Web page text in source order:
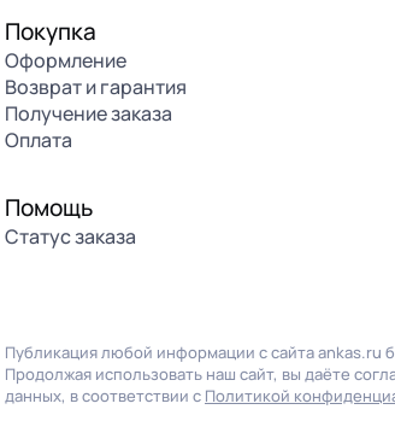
Покупка
Оформление
Возврат и гарантия
Получение заказа
Оплата
Помощь
Статус заказа
Публикация любой информации с сайта ankas.ru
Продолжая использовать наш сайт, вы даёте
данных, в соответствии с Политикой